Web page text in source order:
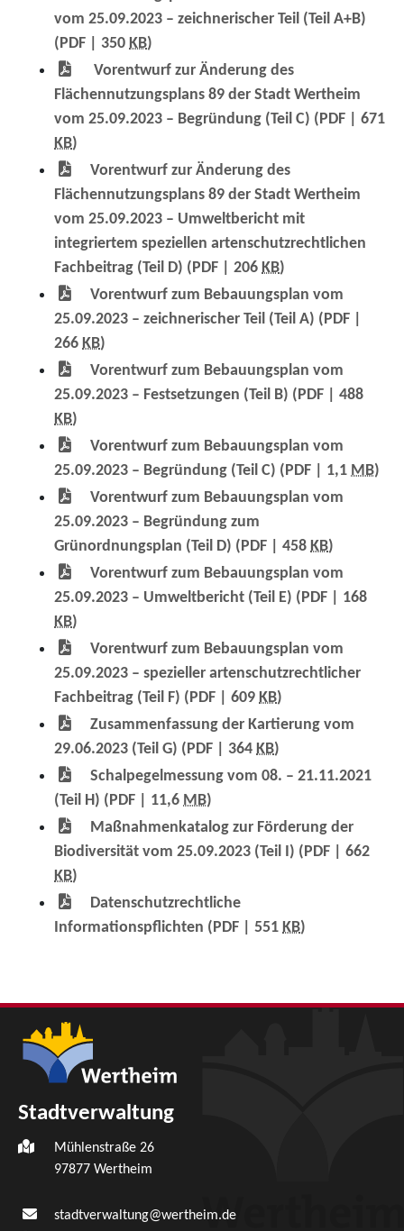
vom 25.09.2023 – zeichnerischer Teil (Teil A+B)
(PDF | 350 KB)
Vorentwurf zur Änderung des
Flächennutzungsplans 89 der Stadt Wertheim
vom 25.09.2023 – Begründung (Teil C) (PDF | 671
KB)
Vorentwurf zur Änderung des
Flächennutzungsplans 89 der Stadt Wertheim
vom 25.09.2023 – Umweltbericht mit
integriertem speziellen artenschutzrechtlichen
Fachbeitrag (Teil D) (PDF | 206 KB)
Vorentwurf zum Bebauungsplan vom
25.09.2023 – zeichnerischer Teil (Teil A) (PDF |
266 KB)
Vorentwurf zum Bebauungsplan vom
25.09.2023 – Festsetzungen (Teil B) (PDF | 488
KB)
Vorentwurf zum Bebauungsplan vom
25.09.2023 – Begründung (Teil C) (PDF | 1,1 MB)
Vorentwurf zum Bebauungsplan vom
25.09.2023 – Begründung zum
Grünordnungsplan (Teil D) (PDF | 458 KB)
Vorentwurf zum Bebauungsplan vom
25.09.2023 – Umweltbericht (Teil E) (PDF | 168
KB)
Vorentwurf zum Bebauungsplan vom
25.09.2023 – spezieller artenschutzrechtlicher
Fachbeitrag (Teil F) (PDF | 609 KB)
Zusammenfassung der Kartierung vom
29.06.2023 (Teil G) (PDF | 364 KB)
Schalpegelmessung vom 08. – 21.11.2021
(Teil H) (PDF | 11,6 MB)
Maßnahmenkatalog zur Förderung der
Biodiversität vom 25.09.2023 (Teil I) (PDF | 662
KB)
Datenschutzrechtliche
Informationspflichten (PDF | 551 KB)
Stadtverwaltung
Mühlenstraße 26
97877 Wertheim
stadtverwaltung@wertheim.de